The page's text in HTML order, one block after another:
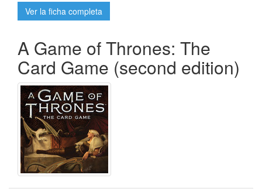
Ver la ficha completa
A Game of Thrones: The
Card Game (second edition)